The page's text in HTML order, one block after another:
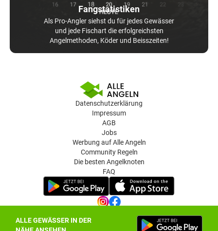
ALLE GEWÄSSER IN DER
Fangstatistiken
Als Pro-Angler siehst du für jedes Gewässer
und jede Fischart die erfolgreichsten
Angelmethoden, Köder und Beisszeiten!
Datenschutzerklärung
Impressum
AGB
Jobs
Werbung auf Alle Angeln
Community Regeln
Die besten Angelknoten
FAQ
Datenschutz-Einstellungen